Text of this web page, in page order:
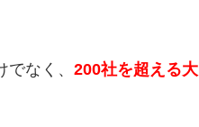
なく、 200社を超える